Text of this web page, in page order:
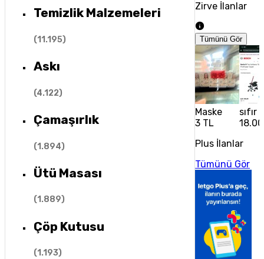
Temizlik Malzemeleri
(11.195)
Askı
(4.122)
Çamaşırlık
(1.894)
Ütü Masası
(1.889)
Çöp Kutusu
(1.193)
Zirve İlanlar
Tümünü Gör
Maske
3 TL
sıfır
Plus İlanlar
Tümünü Gör